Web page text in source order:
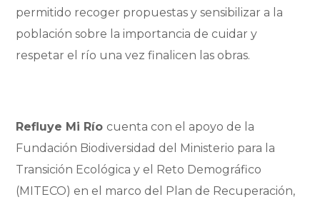
permitido recoger propuestas y sensibilizar a la
población sobre la importancia de cuidar y
respetar el río una vez finalicen las obras.
Refluye Mi Río cuenta con el apoyo de la
Fundación Biodiversidad del Ministerio para la
Transición Ecológica y el Reto Demográfico
(MITECO) en el marco del Plan de Recuperación,